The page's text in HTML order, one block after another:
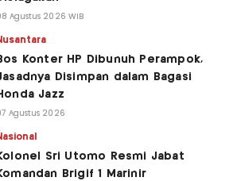
Agustus 2026 WIB
Konter HP Dibunuh Perampok,
Disimpan dalam Bagasi
Jazz
Agustus 2026
Sri Utomo Resmi Jabat
Brigif 1 Marinir